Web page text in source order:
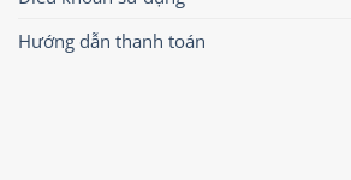
Hướng dẫn thanh toán